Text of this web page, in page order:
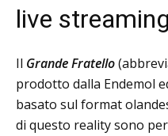
live streaming
Il Grande Fratello
prodotto dalla Endemol
basato sul format
di questo reality sono